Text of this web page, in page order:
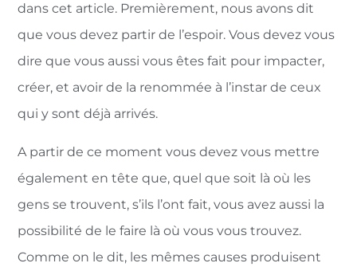
dans cet article. Premièrement, nous avons dit
que vous devez partir de l’espoir. Vous devez vous
dire que vous aussi vous êtes fait pour impacter,
créer, et avoir de la renommée à l’instar de ceux
qui y sont déjà arrivés.
A partir de ce moment vous devez vous mettre
également en tête que, quel que soit là où les
gens se trouvent, s’ils l’ont fait, vous avez aussi la
possibilité de le faire là où vous vous trouvez.
Comme on le dit, les mêmes causes produisent